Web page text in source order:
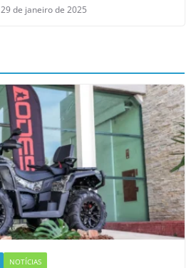
29 de janeiro de 2025
NOTÍCIAS